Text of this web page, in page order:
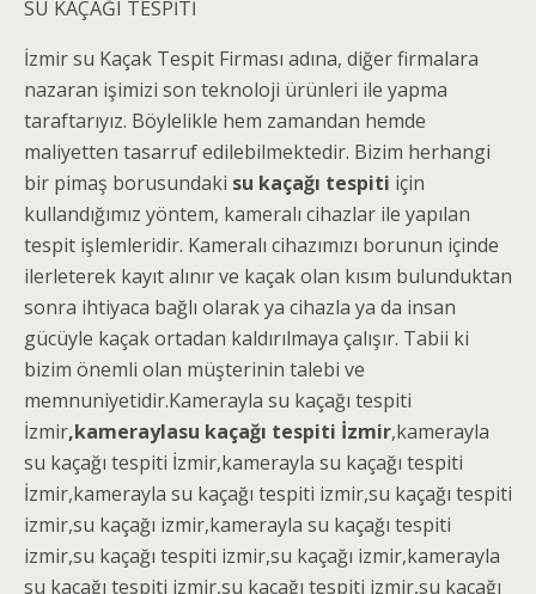
SU KAÇAĞI TESPİTİ
İzmir su Kaçak Tespit Firması adına, diğer firmalara
nazaran işimizi son teknoloji ürünleri ile yapma
taraftarıyız. Böylelikle hem zamandan hemde
maliyetten tasarruf edilebilmektedir. Bizim herhangi
bir pimaş borusundaki su kaçağı tespiti için
kullandığımız yöntem, kameralı cihazlar ile yapılan
tespit işlemleridir. Kameralı cihazımızı borunun içinde
ilerleterek kayıt alınır ve kaçak olan kısım bulunduktan
sonra ihtiyaca bağlı olarak ya cihazla ya da insan
gücüyle kaçak ortadan kaldırılmaya çalışır. Tabii ki
bizim önemli olan müşterinin talebi ve
memnuniyetidir.Kamerayla su kaçağı tespiti
İzmir,kameraylasu kaçağı tespiti İzmir,kamerayla
su kaçağı tespiti İzmir,kamerayla su kaçağı tespiti
İzmir,kamerayla su kaçağı tespiti izmir,su kaçağı tespiti
izmir,su kaçağı izmir,kamerayla su kaçağı tespiti
izmir,su kaçağı tespiti izmir,su kaçağı izmir,kamerayla
su kaçağı tespiti izmir,su kaçağı tespiti izmir,su kaçağı